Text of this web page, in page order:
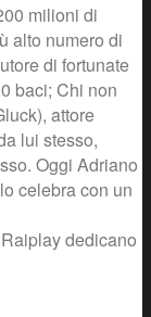
milioni di
alto numero di
di fortunate
baci; Chi non
attore
lui stesso,
Oggi Adriano
celebra con un
dedicano